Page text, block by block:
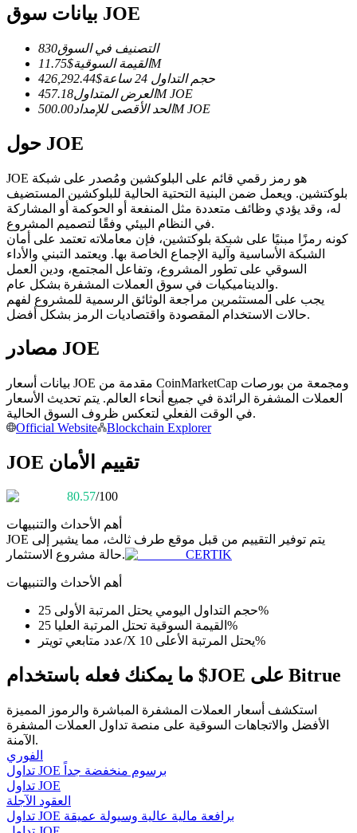
العقود الآجلة USDC
نسخ التداول
انضم إلى أفضل المتداولين
كن متداول نسخ
استمتع بتقاسم الأرباح وعمولات نسخ التداول
معلومة
تحليل البيانات الضخمة بما في ذلك المعلومات التجارية، وما
مرشد
دليل المبتدئين للعقود الآجلة
بيانات سوق JOE
التصنيف في السوق830
القيمة السوقية$
11.75M
حجم التداول 24 ساعة
$
426,292.44
العرض المتداول457.18M JOE
الحد الأقصى للإمداد500.00M JOE
حول JOE
JOE هو رمز رقمي قائم على البلوكشين ومُصدر على شبكة
بلوكتشين. ويعمل ضمن البنية التحتية الحالية للبلوكشين المستضيف
له، وقد يؤدي وظائف متعددة مثل المنفعة أو الحوكمة أو المشاركة
في النظام البيئي وفقًا لتصميم المشروع.
كونه رمزًا مبنيًا على شبكة بلوكتشين، فإن معاملاته تعتمد على أمان
الشبكة الأساسية وآلية الإجماع الخاصة بها. ويعتمد التبني والأداء
السوقي على تطور المشروع، وتفاعل المجتمع، ودين العمل
والديناميكيات في سوق العملات المشفرة بشكل عام.
يجب على المستثمرين مراجعة الوثائق الرسمية للمشروع لفهم
حالات الاستخدام المقصودة واقتصاديات الرمز بشكل أفضل.
مصادر JOE
بيانات أسعار JOE مقدمة من CoinMarketCap ومجمعة من بورصات
العملات المشفرة الرائدة في جميع أنحاء العالم. يتم تحديث الأسعار
في الوقت الفعلي لتعكس ظروف السوق الحالية.
Official Website
Blockchain Explorer
JOE تقييم الأمان
80.57/100
أهم الأحداث والتنبيهات
JOE يتم توفير التقييم من قبل موقع طرف ثالث، مما يشير إلى
حالة مشروع الاستثمار.
CERTIK
أهم الأحداث والتنبيهات
حجم التداول اليومي يحتل المرتبة الأولى 25%
القيمة السوقية تحتل المرتبة العليا 25%
عدد متابعي تويتر/X يحتل المرتبة الأعلى 10%
ما يمكنك فعله باستخدام $JOE على Bitrue
استكشف أسعار العملات المشفرة المباشرة والرموز المميزة
الأفضل والاتجاهات السوقية على منصة تداول العملات المشفرة
الآمنة.
الفوري
تداول JOE برسوم منخفضة جداً
تداول JOE
العقود الآجلة
تداول JOE برافعة مالية عالية وسيولة عميقة